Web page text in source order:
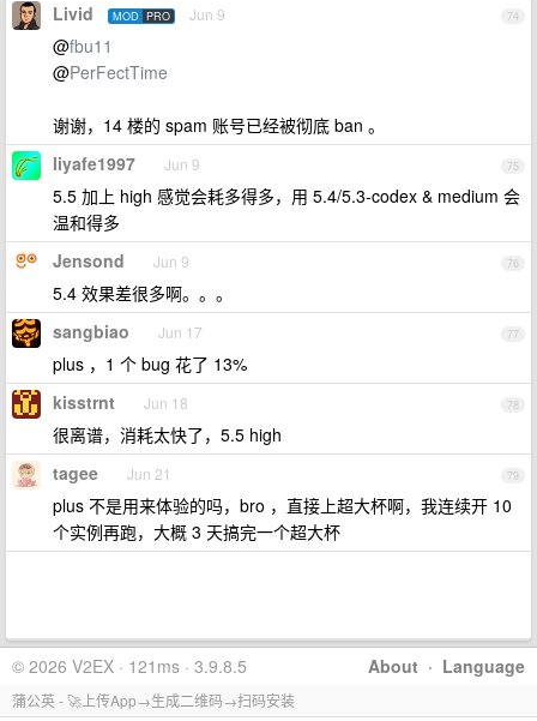
74
Livid MOD PRO Jun 9
@fbu11
@PerFectTime
谢谢，14 楼的 spam 账号已经被彻底 ban 。
75
liyafe1997 Jun 9
5.5 加上 high 感觉会耗多得多，用 5.4/5.3-codex & medium 会
温和得多
76
Jensond Jun 9
5.4 效果差很多啊。。。
77
sangbiao Jun 17
plus ，1 个 bug 花了 13%
78
kisstrnt Jun 18
很离谱，消耗太快了，5.5 high
79
tagee Jun 21
plus 不是用来体验的吗，bro ，直接上超大杯啊，我连续开 10
个实例再跑，大概 3 天搞完一个超大杯
About · Language
© 2026 V2EX · 121ms · 3.9.8.5
蒲公英 - 🚀上传App→生成二维码→扫码安装